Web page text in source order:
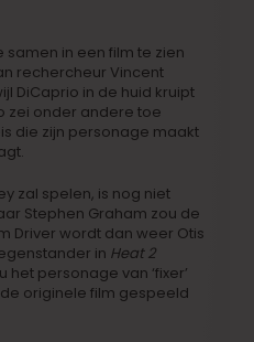
samen in een film te zien
rechercheur Vincent
DiCaprio in de huid kruipt
zei onder andere toe
die zijn personage maakt
zal spelen, is nog niet
Stephen Graham zou de
Driver wordt dan weer Otis
in Heat 2
het personage van ‘fixer’
originele film gespeeld